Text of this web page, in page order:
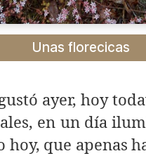
Unas florecicas
ayer, hoy
en un día
hoy, que apenas